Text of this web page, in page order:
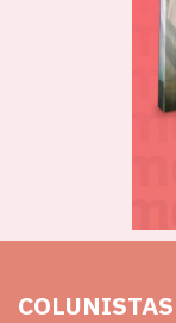
COLUNISTAS